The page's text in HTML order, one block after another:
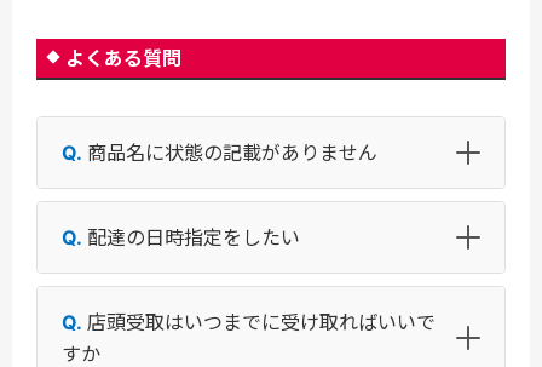
よくある質問
商品名に状態の記載がありません
配達の日時指定をしたい
店頭受取はいつまでに受け取ればいいで
すか